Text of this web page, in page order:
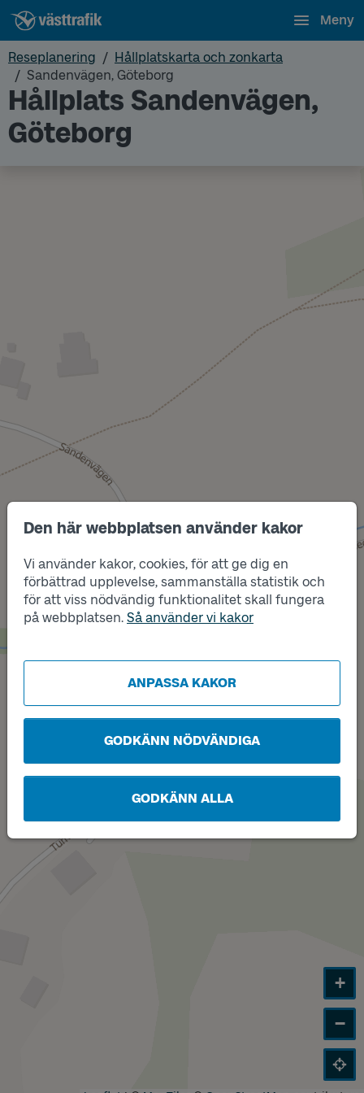
Den här webbplatsen använder kakor
Vi använder kakor, cookies, för att ge dig en
förbättrad upplevelse, sammanställa statistik och
för att viss nödvändig funktionalitet skall fungera
på webbplatsen. Så använder vi kakor
ANPASSA KAKOR
GODKÄNN NÖDVÄNDIGA
GODKÄNN ALLA
Meny
Reseplanering
Hållplatskarta och zonkarta
Sandenvägen, Göteborg
Hållplats Sandenvägen,
Göteborg
Läge
A
+
−